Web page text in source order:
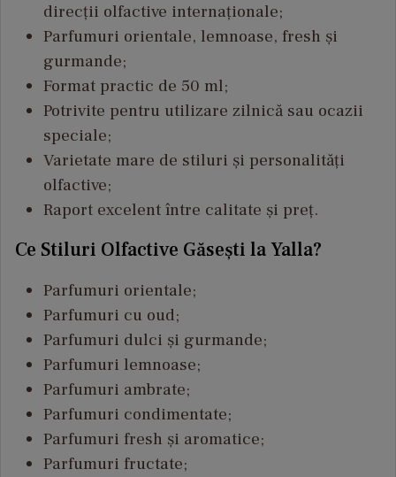
direcții olfactive internaționale;
Parfumuri orientale, lemnoase, fresh și
gurmande;
Format practic de 50 ml;
Potrivite pentru utilizare zilnică sau ocazii
speciale;
Varietate mare de stiluri și personalități
olfactive;
Raport excelent între calitate și preț.
Ce Stiluri Olfactive Găsești la Yalla?
Parfumuri orientale;
Parfumuri cu oud;
Parfumuri dulci și gurmande;
Parfumuri lemnoase;
Parfumuri ambrate;
Parfumuri condimentate;
Parfumuri fresh și aromatice;
Parfumuri fructate;